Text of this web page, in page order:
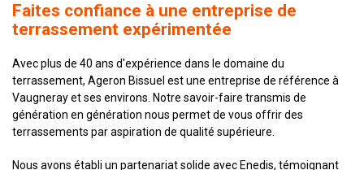
Faites confiance à une entreprise de
terrassement expérimentée
Avec plus de 40 ans d'expérience dans le domaine du
terrassement, Ageron Bissuel est une entreprise de référence à
Vaugneray et ses environs. Notre savoir-faire transmis de
génération en génération nous permet de vous offrir des
terrassements par aspiration de qualité supérieure.
Nous avons établi un partenariat solide avec Enedis, témoignant